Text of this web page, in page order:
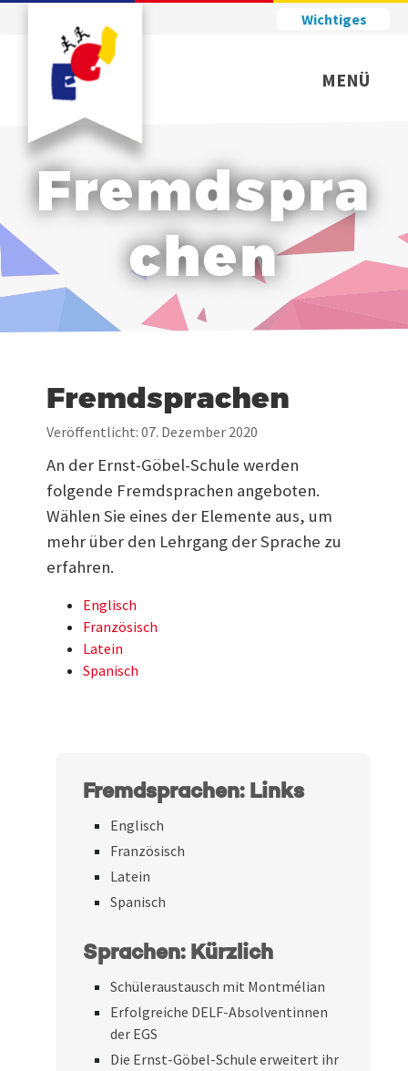
Wichtiges
MENÜ
Fremdspra
chen
Fremdsprachen
Veröffentlicht: 07. Dezember 2020
An der Ernst-Göbel-Schule werden
folgende Fremdsprachen angeboten.
Wählen Sie eines der Elemente aus, um
mehr über den Lehrgang der Sprache zu
erfahren.
Englisch
Französisch
Latein
Spanisch
Fremdsprachen: Links
Englisch
Französisch
Latein
Spanisch
Sprachen: Kürzlich
Schüleraustausch mit Montmélian
Erfolgreiche DELF-Absolventinnen
der EGS
Die Ernst-Göbel-Schule erweitert ihr